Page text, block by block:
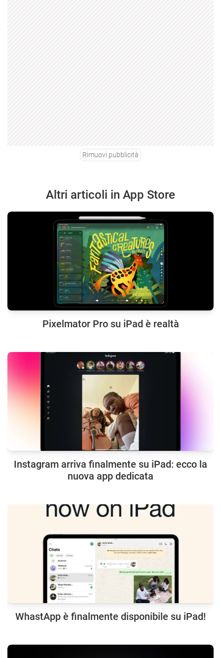
Rimuovi pubblicità
Altri articoli in App Store
Pixelmator Pro su iPad è realtà
Instagram arriva finalmente su iPad: ecco la
nuova app dedicata
WhastApp è finalmente disponibile su iPad!